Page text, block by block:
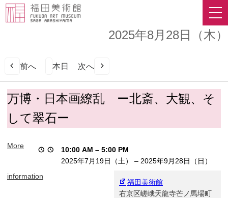
2025年8月28日（木）
前へ 本日 次へ
万
博・
日
本
繚
ー
万博・日本画繚乱 ー北斎、大観、そ
して翠石ー
10:00 AM – 5:00 PM
2025年7月19日（土）
– 2025年9月28日（日）
福田美術館
右京区嵯峨天龍寺芒ノ馬場町
More
information